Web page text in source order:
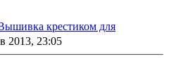
крестиком для
2013, 23:05